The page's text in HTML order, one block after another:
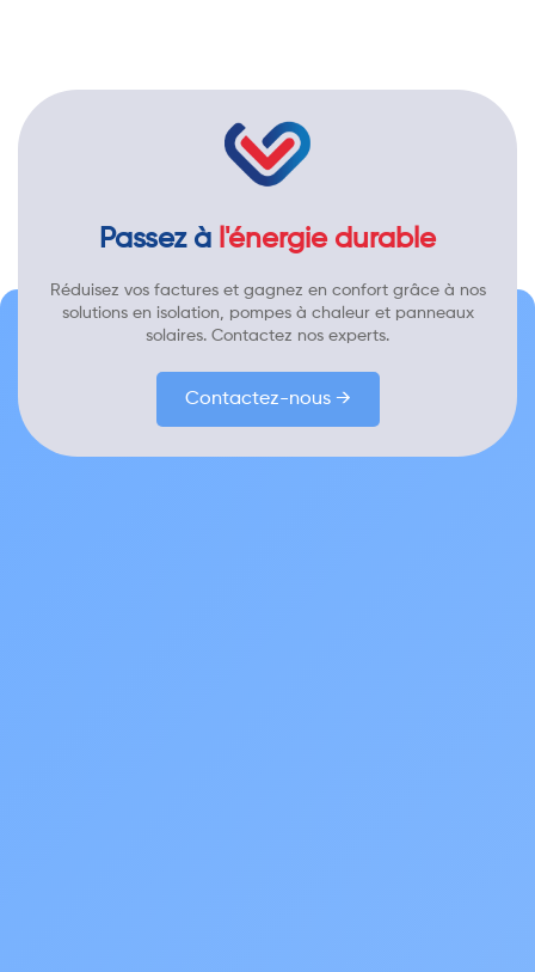
Passez à l'énergie durable
Réduisez vos factures et gagnez en confort grâce à nos
solutions en isolation, pompes à chaleur et panneaux
solaires. Contactez nos experts.
Contactez-nous →